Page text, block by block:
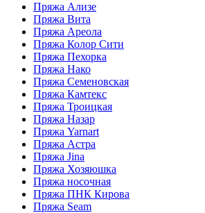
Пряжа Ализе
Пряжа Вита
Пряжа Ареола
Пряжа Колор Сити
Пряжа Пехорка
Пряжа Нако
Пряжа Семеновская
Пряжа Камтекс
Пряжа Троицкая
Пряжа Назар
Пряжа Yarnart
Пряжа Астра
Пряжа Jina
Пряжа Хозяюшка
Пряжа носочная
Пряжа ПНК Кирова
Пряжа Seam